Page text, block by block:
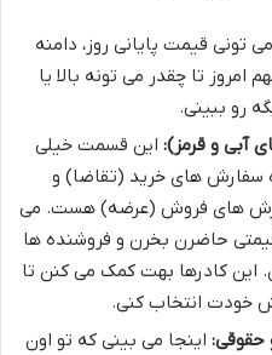
تونی قیمت پایانی روز، دامنه
امروز تا چقدر می تونه بالا یا
رو ببینی.
آبی و قرمز): این قسمت خیلی
سفارش های خرید (تقاضا) و
های فروش (عرضه) هست. می
حاضرن بخرن و فروشنده ها
این کادرها بهت کمک می کنن تا
خودت انتخاب کنی.
اینجا می بینی که تو اون